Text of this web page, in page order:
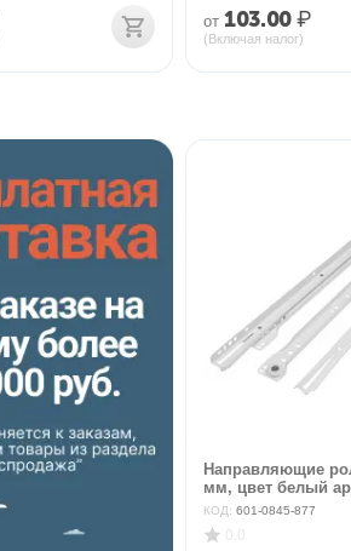
от 103.00₽
(Включая налог)
Направляющие
мм, цвет белый
КОД: 601-0845-877